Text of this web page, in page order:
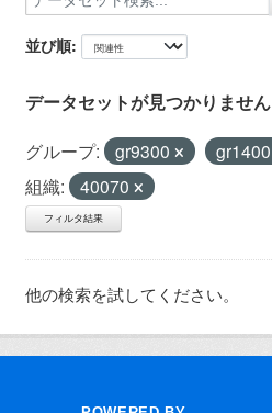
並び順
データセットが見つかりません
グループ: gr9300
gr1400
組織:
40070
フィルタ結果
他の検索を試してください。